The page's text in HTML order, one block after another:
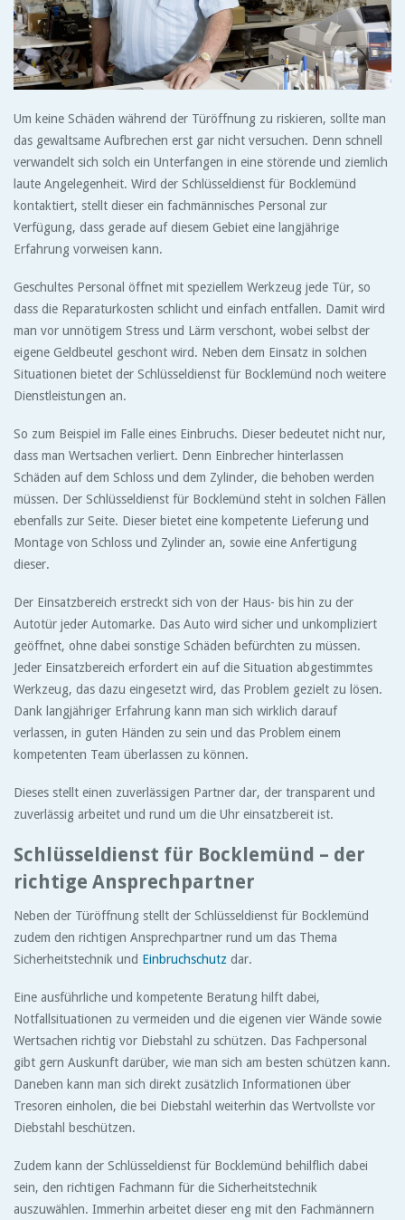
Um keine Schäden während der Türöffnung zu riskieren, sollte man
das gewaltsame Aufbrechen erst gar nicht versuchen. Denn schnell
verwandelt sich solch ein Unterfangen in eine störende und ziemlich
laute Angelegenheit. Wird der Schlüsseldienst für Bocklemünd
kontaktiert, stellt dieser ein fachmännisches Personal zur
Verfügung, dass gerade auf diesem Gebiet eine langjährige
Erfahrung vorweisen kann.
Geschultes Personal öffnet mit speziellem Werkzeug jede Tür, so
dass die Reparaturkosten schlicht und einfach entfallen. Damit wird
man vor unnötigem Stress und Lärm verschont, wobei selbst der
eigene Geldbeutel geschont wird. Neben dem Einsatz in solchen
Situationen bietet der Schlüsseldienst für Bocklemünd noch weitere
Dienstleistungen an.
So zum Beispiel im Falle eines Einbruchs. Dieser bedeutet nicht nur,
dass man Wertsachen verliert. Denn Einbrecher hinterlassen
Schäden auf dem Schloss und dem Zylinder, die behoben werden
müssen. Der Schlüsseldienst für Bocklemünd steht in solchen Fällen
ebenfalls zur Seite. Dieser bietet eine kompetente Lieferung und
Montage von Schloss und Zylinder an, sowie eine Anfertigung
dieser.
Der Einsatzbereich erstreckt sich von der Haus- bis hin zu der
Autotür jeder Automarke. Das Auto wird sicher und unkompliziert
geöffnet, ohne dabei sonstige Schäden befürchten zu müssen.
Jeder Einsatzbereich erfordert ein auf die Situation abgestimmtes
Werkzeug, das dazu eingesetzt wird, das Problem gezielt zu lösen.
Dank langjähriger Erfahrung kann man sich wirklich darauf
verlassen, in guten Händen zu sein und das Problem einem
kompetenten Team überlassen zu können.
Dieses stellt einen zuverlässigen Partner dar, der transparent und
zuverlässig arbeitet und rund um die Uhr einsatzbereit ist.
Schlüsseldienst für Bocklemünd – der
richtige Ansprechpartner
Neben der Türöffnung stellt der Schlüsseldienst für Bocklemünd
zudem den richtigen Ansprechpartner rund um das Thema
Sicherheitstechnik und Einbruchschutz dar.
Eine ausführliche und kompetente Beratung hilft dabei,
Notfallsituationen zu vermeiden und die eigenen vier Wände sowie
Wertsachen richtig vor Diebstahl zu schützen. Das Fachpersonal
gibt gern Auskunft darüber, wie man sich am besten schützen kann.
Daneben kann man sich direkt zusätzlich Informationen über
Tresoren einholen, die bei Diebstahl weiterhin das Wertvollste vor
Diebstahl beschützen.
Zudem kann der Schlüsseldienst für Bocklemünd behilflich dabei
sein, den richtigen Fachmann für die Sicherheitstechnik
auszuwählen. Immerhin arbeitet dieser eng mit den Fachmännern